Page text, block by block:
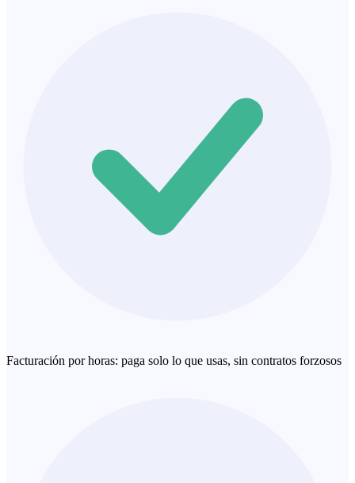
Facturación por horas: paga solo lo que usas, sin contratos forzosos